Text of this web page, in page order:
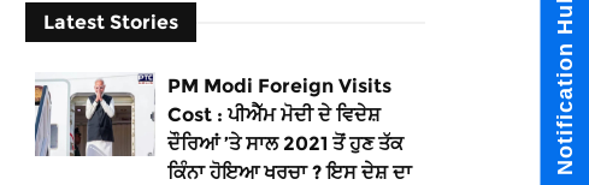
Latest Stories
PM Modi Foreign Visits
Cost : ਪੀਐੱਮ ਮੋਦੀ ਦੇ ਵਿਦੇਸ਼
ਦੌਰਿਆਂ ’ਤੇ ਸਾਲ 2021 ਤੋਂ ਹੁਣ ਤੱਕ
ਕਿੰਨਾ ਹੋਇਆ ਖਰਚਾ ? ਇਸ ਦੇਸ਼ ਦਾ
Notification Hub